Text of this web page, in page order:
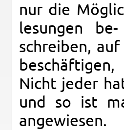
nur die
lesun­gen
schreiben,
Nicht jeder
und so ist
angewiesen.